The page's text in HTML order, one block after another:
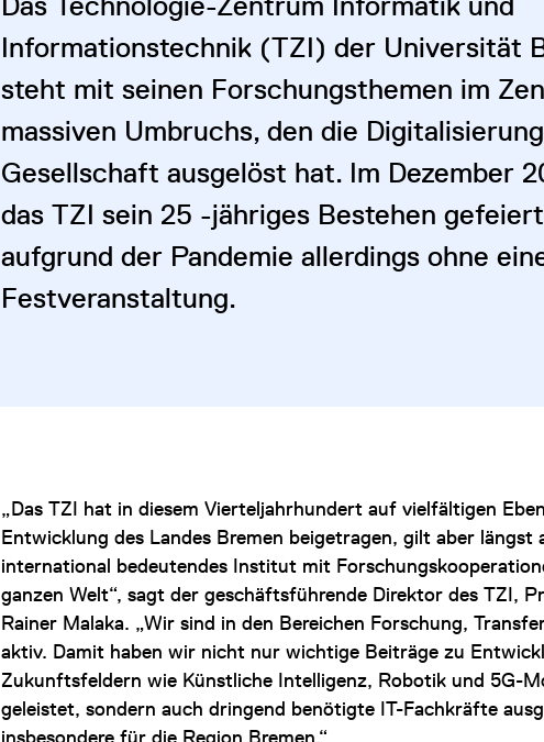
Informationstechnik (TZI) der Universität
steht mit seinen Forschungsthemen im
massiven Umbruchs, den die
Gesellschaft ausgelöst hat. Im Dezember
das TZI sein 25 -jähriges Bestehen
aufgrund der Pandemie allerdings ohne
Festveranstaltung.
„Das TZI hat in diesem Vierteljahrhundert auf vielfältigen
Entwicklung des Landes Bremen beigetragen, gilt aber längst
international bedeutendes Institut mit
ganzen Welt“, sagt der geschäftsführende Direktor des TZI,
Rainer Malaka. „Wir sind in den Bereichen Forschung,
aktiv. Damit haben wir nicht nur wichtige Beiträge zu
Zukunftsfeldern wie Künstliche Intelligenz, Robotik und 5G-
geleistet, sondern auch dringend benötigte IT-Fachkräfte
insbesondere für die Region Bremen.“